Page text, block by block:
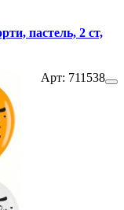
пастель, 2 ст,
Арт: 711538